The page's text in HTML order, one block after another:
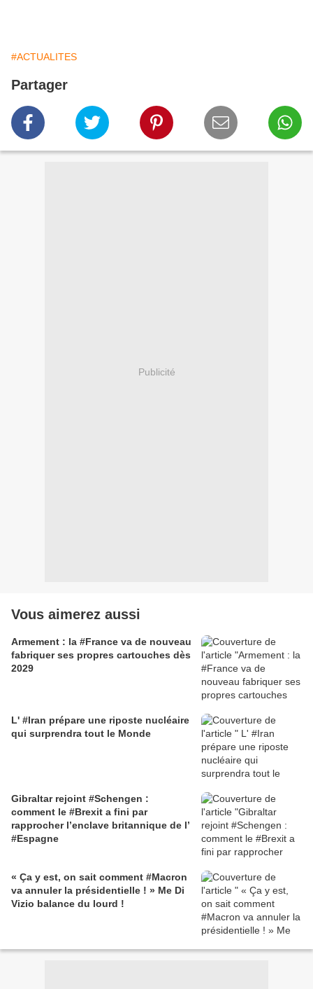
#ACTUALITES
Partager
Publicité
Vous aimerez aussi
Armement : la #France va de nouveau
fabriquer ses propres cartouches dès
2029
L' #Iran prépare une riposte nucléaire
qui surprendra tout le Monde
Gibraltar rejoint #Schengen :
comment le #Brexit a fini par
rapprocher l’enclave britannique de l’
#Espagne
« Ça y est, on sait comment #Macron
va annuler la présidentielle ! » Me Di
Vizio balance du lourd !